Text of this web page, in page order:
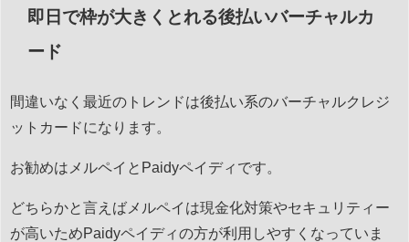
即日で枠が大きくとれる後払いバーチャルカ
ード
間違いなく最近のトレンドは後払い系のバーチャルクレジ
ットカードになります。
お勧めはメルペイとPaidyペイディです。
どちらかと言えばメルペイは現金化対策やセキュリティー
が高いためPaidyペイディの方が利用しやすくなっていま